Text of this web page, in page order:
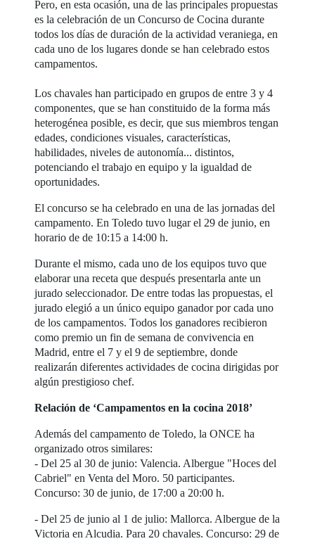
Pero, en esta ocasión, una de las principales propuestas
es la celebración de un Concurso de Cocina durante
todos los días de duración de la actividad veraniega, en
cada uno de los lugares donde se han celebrado estos
campamentos.
Los chavales han participado en grupos de entre 3 y 4
componentes, que se han constituido de la forma más
heterogénea posible, es decir, que sus miembros tengan
edades, condiciones visuales, características,
habilidades, niveles de autonomía... distintos,
potenciando el trabajo en equipo y la igualdad de
oportunidades.
El concurso se ha celebrado en una de las jornadas del
campamento. En Toledo tuvo lugar el 29 de junio, en
horario de de 10:15 a 14:00 h.
Durante el mismo, cada uno de los equipos tuvo que
elaborar una receta que después presentarla ante un
jurado seleccionador. De entre todas las propuestas, el
jurado elegió a un único equipo ganador por cada uno
de los campamentos. Todos los ganadores recibieron
como premio un fin de semana de convivencia en
Madrid, entre el 7 y el 9 de septiembre, donde
realizarán diferentes actividades de cocina dirigidas por
algún prestigioso chef.
Relación de ‘Campamentos en la cocina 2018’
Además del campamento de Toledo, la ONCE ha
organizado otros similares:
- Del 25 al 30 de junio: Valencia. Albergue "Hoces del
Cabriel" en Venta del Moro. 50 participantes.
Concurso: 30 de junio, de 17:00 a 20:00 h.
- Del 25 de junio al 1 de julio: Mallorca. Albergue de la
Victoria en Alcudia. Para 20 chavales. Concurso: 29 de